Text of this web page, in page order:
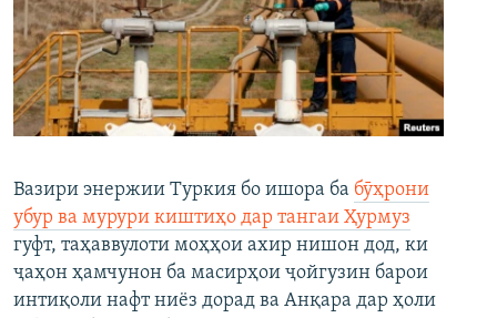
Вазири энержии Туркия бо ишора ба бӯҳрони
убур ва мурури киштиҳо дар тангаи Ҳурмуз
гуфт, таҳаввулоти моҳҳои ахир нишон дод, ки
ҷаҳон ҳамчунон ба масирҳои ҷойгузин барои
интиқоли нафт ниёз дорад ва Анқара дар ҳоли